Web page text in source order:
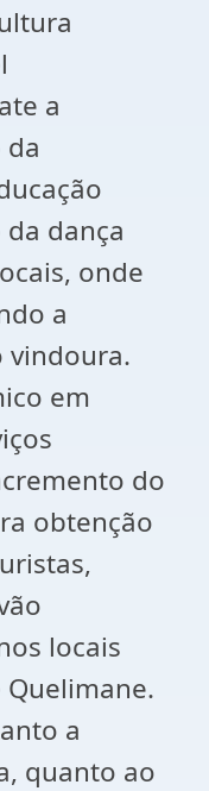
a
dança
onde
a
vindoura.
em
do
obtenção
locais
a
quanto ao